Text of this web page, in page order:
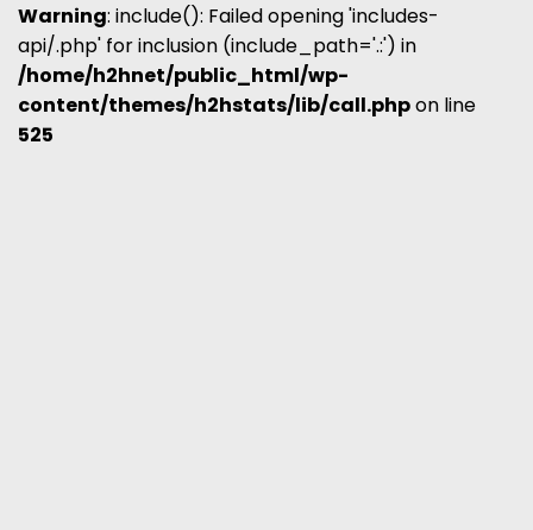
Warning: include(): Failed opening 'includes-
api/.php' for inclusion (include_path='.:') in
/home/h2hnet/public_html/wp-
content/themes/h2hstats/lib/call.phpon line
525